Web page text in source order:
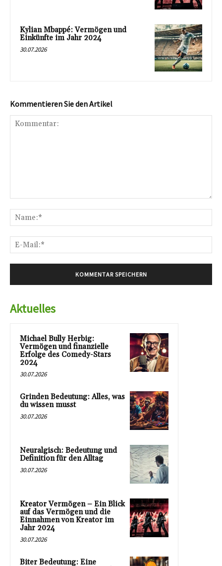
Kylian Mbappé: Vermögen und
Einkünfte im Jahr 2024
30.07.2026
Kommentieren Sie den Artikel
Aktuelles
Michael Bully Herbig:
Vermögen und finanzielle
Erfolge des Comedy-Stars
2024
30.07.2026
Grinden Bedeutung: Alles, was
du wissen musst
30.07.2026
Neuralgisch: Bedeutung und
Definition für den Alltag
30.07.2026
Kreator Vermögen – Ein Blick
auf das Vermögen und die
Einnahmen von Kreator im
Jahr 2024
30.07.2026
Biter Bedeutung: Eine